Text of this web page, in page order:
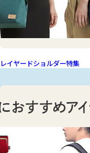
レイヤードショルダー特集